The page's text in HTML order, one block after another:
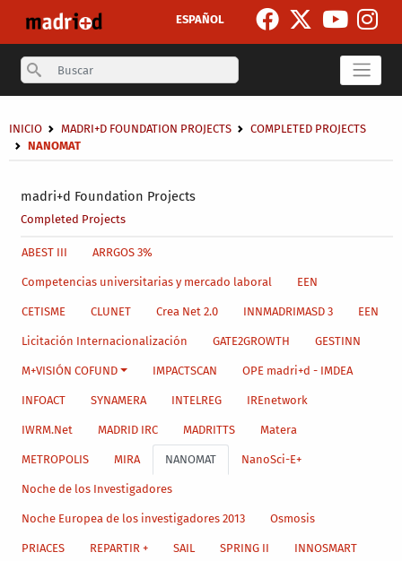
ESPAÑOL
Search
madri+d Foundation Projects
Completed Projects
Breadcrumb
INICIO MADRI+D FOUNDATION PROJECTS
COMPLETED PROJECTS
NANOMAT
Main menu level 4
ABEST III ARRGOS 3%
Competencias universitarias y mercado laboral EEN
CETISME CLUNET Crea Net 2.0 INNMADRIMASD 3 EEN
Licitación Internacionalización GATE2GROWTH GESTINN
M+VISIÓN COFUND IMPACTSCAN OPE madri+d - IMDEA
INFOACT SYNAMERA INTELREG IREnetwork
IWRM.Net MADRID IRC MADRITTS Matera
METROPOLIS MIRA NANOMAT NanoSci-E+
Noche de los Investigadores
Noche Europea de los investigadores 2013 Osmosis
PRIACES REPARTIR + SAIL SPRING II INNOSMART